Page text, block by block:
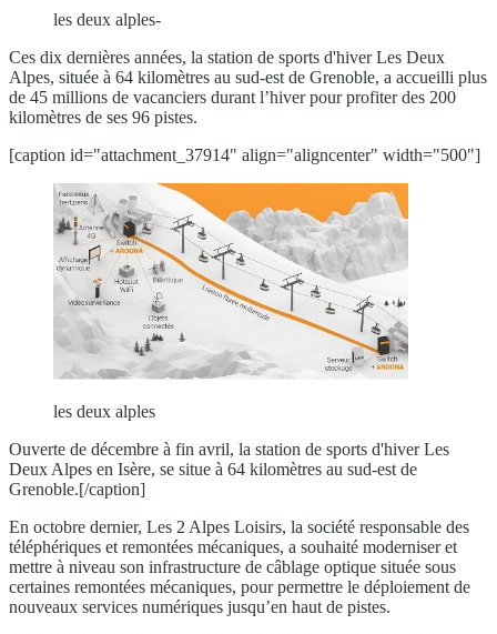
les deux alples-
Ces dix dernières années, la station de sports d'hiver Les Deux
Alpes, située à 64 kilomètres au sud-est de Grenoble, a accueilli plus
de 45 millions de vacanciers durant l’hiver pour profiter des 200
kilomètres de ses 96 pistes.
[caption id="attachment_37914" align="aligncenter" width="500"]
les deux alples
Ouverte de décembre à fin avril, la station de sports d'hiver Les
Deux Alpes en Isère, se situe à 64 kilomètres au sud-est de
Grenoble.[/caption]
En octobre dernier, Les 2 Alpes Loisirs, la société responsable des
téléphériques et remontées mécaniques, a souhaité moderniser et
mettre à niveau son infrastructure de câblage optique située sous
certaines remontées mécaniques, pour permettre le déploiement de
nouveaux services numériques jusqu’en haut de pistes.